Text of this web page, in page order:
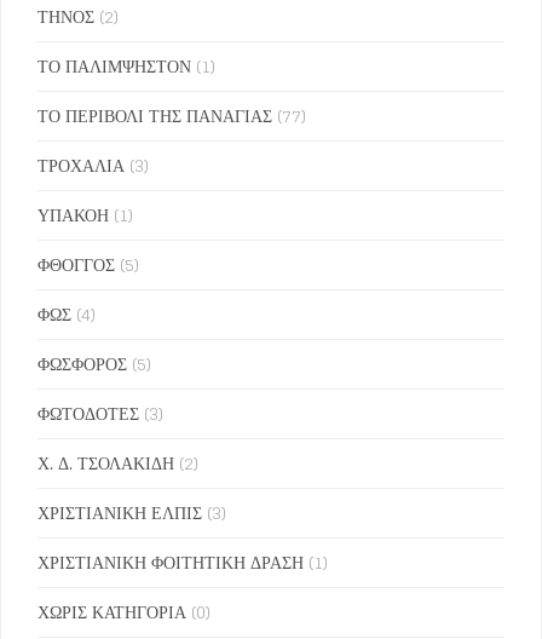
ΤΗΝΟΣ (2)
ΤΟ ΠΑΛΙΜΨΗΣΤΟΝ (1)
ΤΟ ΠΕΡΙΒΟΛΙ ΤΗΣ ΠΑΝΑΓΙΑΣ (77)
ΤΡΟΧΑΛΙΑ (3)
ΥΠΑΚΟΗ (1)
ΦΘΟΓΓΟΣ (5)
ΦΩΣ (4)
ΦΩΣΦΟΡΟΣ (5)
ΦΩΤΟΔΟΤΕΣ (3)
Χ. Δ. ΤΣΟΛΑΚΙΔΗ (2)
ΧΡΙΣΤΙΑΝΙΚΗ ΕΛΠΙΣ (3)
ΧΡΙΣΤΙΑΝΙΚΗ ΦΟΙΤΗΤΙΚΗ ΔΡΑΣΗ (1)
ΧΩΡΙΣ ΚΑΤΗΓΟΡΙΑ (0)